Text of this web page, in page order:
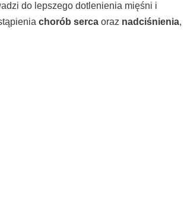
do lepszego dotlenienia mięśni i
chorób serca oraz nadciśnienia,